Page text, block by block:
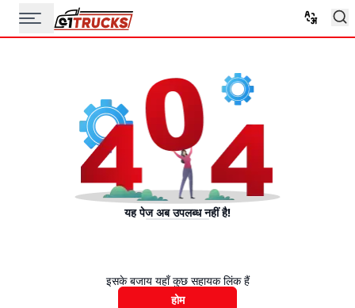
यह पेज अब उपलब्ध नहीं है!
इसके बजाय यहाँ कुछ सहायक लिंक हैं
होम